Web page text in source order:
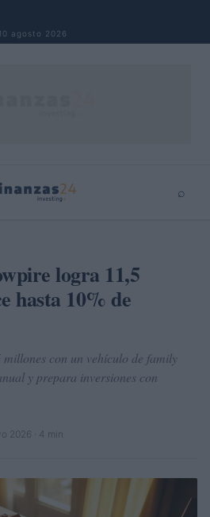
10 agosto 2026
⌕
logra 11,5
hasta 10% de
con un vehículo de family
y prepara inversiones con
2026 · 4 min